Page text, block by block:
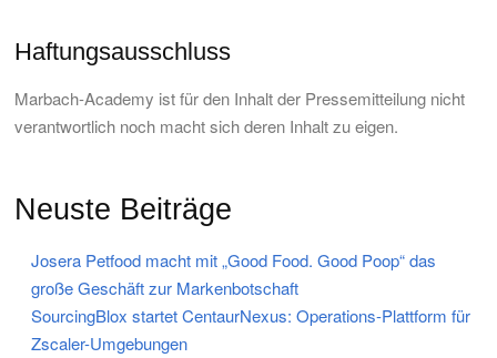
Haftungsausschluss
Marbach-Academy ist für den Inhalt der Pressemitteilung nicht
verantwortlich noch macht sich deren Inhalt zu eigen.
Neuste Beiträge
Josera Petfood macht mit „Good Food. Good Poop“ das
große Geschäft zur Markenbotschaft
SourcingBlox startet CentaurNexus: Operations-Plattform für
Zscaler-Umgebungen